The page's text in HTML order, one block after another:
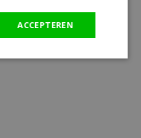
ACCEPTEREN